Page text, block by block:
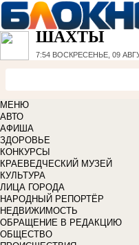
ШАХТЫ
7:54 ВОСКРЕСЕНЬЕ, 09
МЕНЮ
АВТО
АФИША
ЗДОРОВЬЕ
КОНКУРСЫ
КРАЕВЕДЧЕСКИЙ МУЗЕЙ
КУЛЬТУРА
ЛИЦА ГОРОДА
НАРОДНЫЙ РЕПОРТЁР
НЕДВИЖИМОСТЬ
ОБРАЩЕНИЕ В РЕДАКЦИЮ
ОБЩЕСТВО